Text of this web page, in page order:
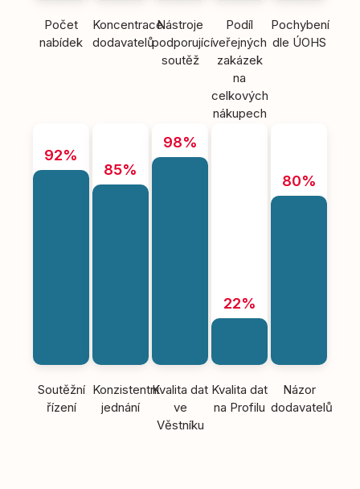
Počet
nabídek
Koncentrace
dodavatelů
Nástroje
podporující
soutěž
Podíl
veřejných
zakázek
na
celkových
nákupech
Pochybení
dle ÚOHS
92%
Soutěžní
řízení
85%
Konzistentní
jednání
98%
Kvalita dat
ve
Věstníku
22%
Kvalita dat
na Profilu
80%
Názor
dodavatelů